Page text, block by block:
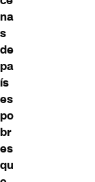
na
s
de
pa
ís
es
po
br
es
qu